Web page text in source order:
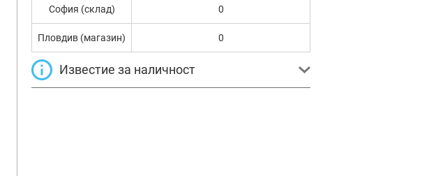
София (склад) 0
Пловдив (магазин) 0
Известие за наличност